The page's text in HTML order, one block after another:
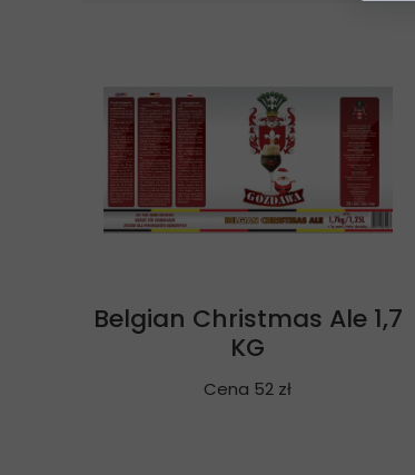
Belgian Christmas Ale 1,7
KG
Cena 52 zł